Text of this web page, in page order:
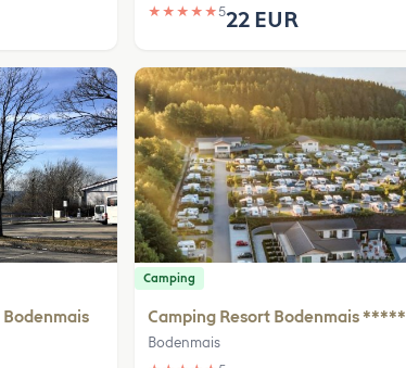
★ ★ ★ ★ ★522 EUR
Camping
Camping Resort Bodenmais *****
Bodenmais